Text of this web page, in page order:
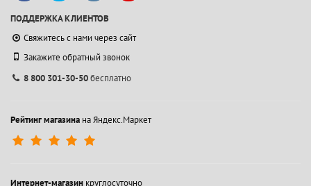
ПОДДЕРЖКА КЛИЕНТОВ
Свяжитесь с нами через сайт
Закажите обратный звонок
8 800 301-30-50бесплатно
Рейтинг магазина на Яндекс.Маркет
Интернет-магазин круглосуточно